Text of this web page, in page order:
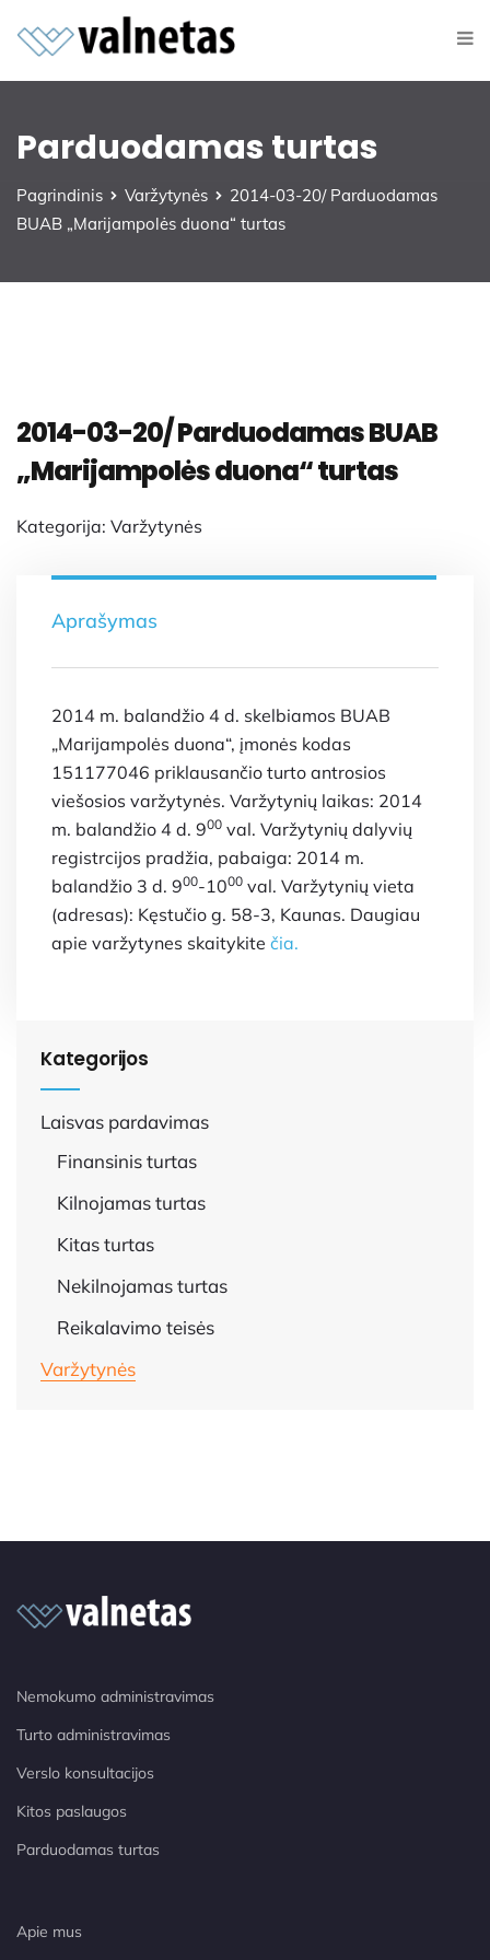
Parduodamas turtas
Pagrindinis Varžytynės
2014-03-20/ Parduodamas
BUAB „Marijampolės duona“ turtas
2014-03-20/ Parduodamas BUAB
„Marijampolės duona“ turtas
Kategorija: Varžytynės
Aprašymas
2014 m. balandžio 4 d. skelbiamos BUAB
„Marijampolės duona“, įmonės kodas
151177046 priklausančio turto antrosios
viešosios varžytynės. Varžytynių laikas: 2014
m. balandžio 4 d. 900 val. Varžytynių dalyvių
registrcijos pradžia, pabaiga: 2014 m.
balandžio 3 d. 900-1000 val. Varžytynių vieta
(adresas): Kęstučio g. 58-3, Kaunas. Daugiau
apie varžytynes skaitykite čia.
Kategorijos
Laisvas pardavimas
Finansinis turtas
Kilnojamas turtas
Kitas turtas
Nekilnojamas turtas
Reikalavimo teisės
Varžytynės
Nemokumo administravimas
Turto administravimas
Verslo konsultacijos
Kitos paslaugos
Parduodamas turtas
Apie mus